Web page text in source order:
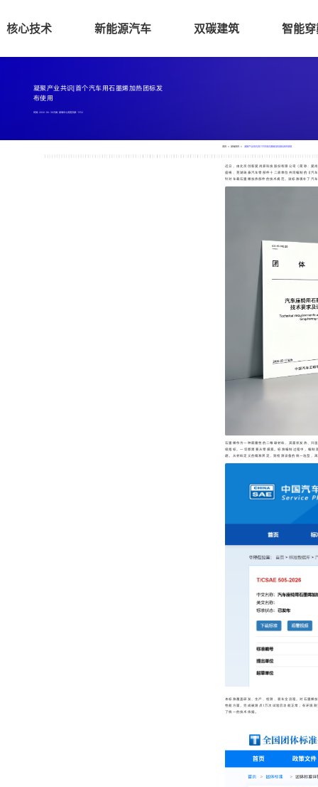
核心技术 新能源汽车 双碳建筑 智能穿
凝聚产业共识|首个汽车用石墨烯加热团标发
布使用
时间: 2026-06-30分类: 新闻中心浏览次数: 1552
首页 > 新闻资讯 > 凝聚产业共识|首个汽车用石墨烯加热团标发布使用
近日，由北京创新爱尚家科技股份有限公司（简称：爱
座椅、芜湖瑞泰汽车零部件十二家单位共同编制的《汽
针对车载石墨烯加热部件的技术规范，该标准填补了汽
石墨烯作为一种颠覆性的二维碳材料，其面状发热、升
级指标，一切都需要从零摸索。标准编制过程中，编
磨。从材料定义的精准界定，到检测设备的统一选型，
本标准覆盖研发、生产、检测、装车全流程，对石墨烯
性能方面，完成被测点1万次试验后功能正常；在环境
了统一的技术依据。